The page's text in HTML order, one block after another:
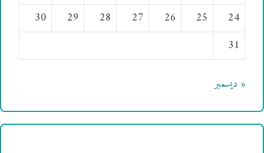
24
25
26
27
28
29
30
31
« ديسمبر